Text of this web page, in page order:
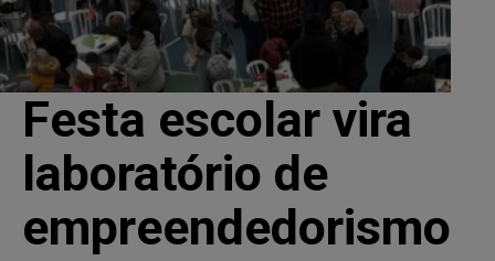
Festa escolar vira
laboratório de
empreendedorismo